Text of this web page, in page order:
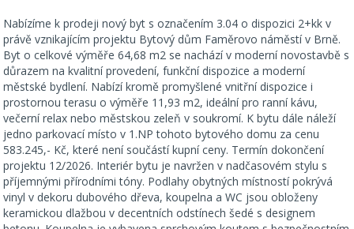
Nabízíme k prodeji nový byt s označením 3.04 o dispozici 2+kk v
právě vznikajícím projektu Bytový dům Faměrovo náměstí v Brně.
Byt o celkové výměře 64,68 m2 se nachází v moderní novostavbě s
důrazem na kvalitní provedení, funkční dispozice a moderní
městské bydlení. Nabízí kromě promyšlené vnitřní dispozice i
prostornou terasu o výměře 11,93 m2, ideální pro ranní kávu,
večerní relax nebo městskou zeleň v soukromí. K bytu dále náleží
jedno parkovací místo v 1.NP tohoto bytového domu za cenu
583.245,- Kč, které není součástí kupní ceny. Termín dokončení
projektu 12/2026. Interiér bytu je navržen v nadčasovém stylu s
příjemnými přírodními tóny. Podlahy obytných místností pokrývá
vinyl v dekoru dubového dřeva, koupelna a WC jsou obloženy
keramickou dlažbou v decentních odstínech šedé s designem